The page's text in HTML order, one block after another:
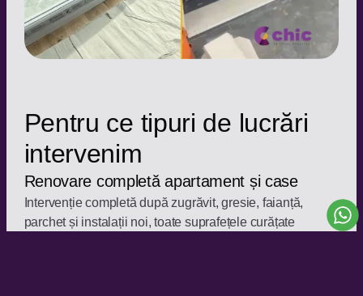
Pentru ce tipuri de lucrări
intervenim
Renovare completă apartament și case
Intervenție completă după zugrăvit, gresie, faianță,
parchet și instalații noi, toate suprafețele curățate